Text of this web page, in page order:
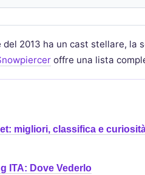
2013 ha un cast stellare, la
offre una lista
migliori, classifica e
ITA: Dove Vederlo